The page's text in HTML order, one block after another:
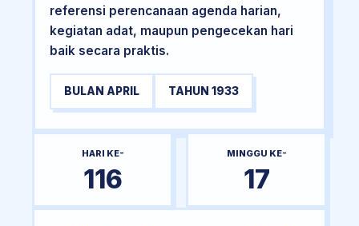
referensi perencanaan agenda harian,
kegiatan adat, maupun pengecekan hari
baik secara praktis.
BULAN APRIL TAHUN 1933
HARI KE-
116
MINGGU KE-
17